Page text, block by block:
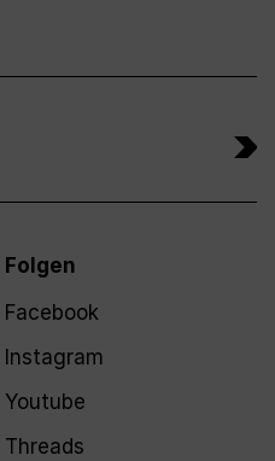
Folgen
Facebook
Instagram
Youtube
Threads